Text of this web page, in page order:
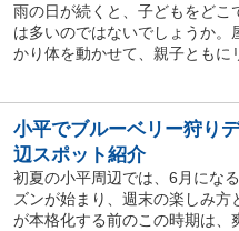
雨の日が続くと、子どもをど
は多いのではないでしょうか。
かり体を動かせて、親子ともに
小平でブルーベリー狩り
辺スポット紹介
初夏の小平周辺では、6月にな
ズンが始まり、週末の楽しみ方
が本格化する前のこの時期は、